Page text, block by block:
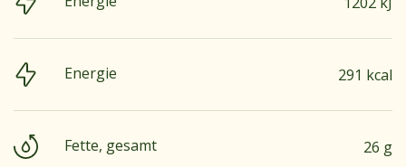
Energie 291 kcal
Fette, gesamt 26 g